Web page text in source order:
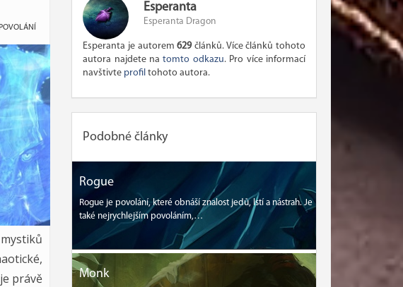
POVOLÁNÍ
právě
Esperanta
Esperanta Dragon
Esperanta je autorem629článků. Více článků tohoto
autora najdete natomto odkazu. Pro více informací
navštivte profil tohoto autora.
Podobné články
Rogue
Rogue je povolání, které obnáší znalost jedů, lstí a nástrah. Je
také nejrychlejším povoláním,…
Monk